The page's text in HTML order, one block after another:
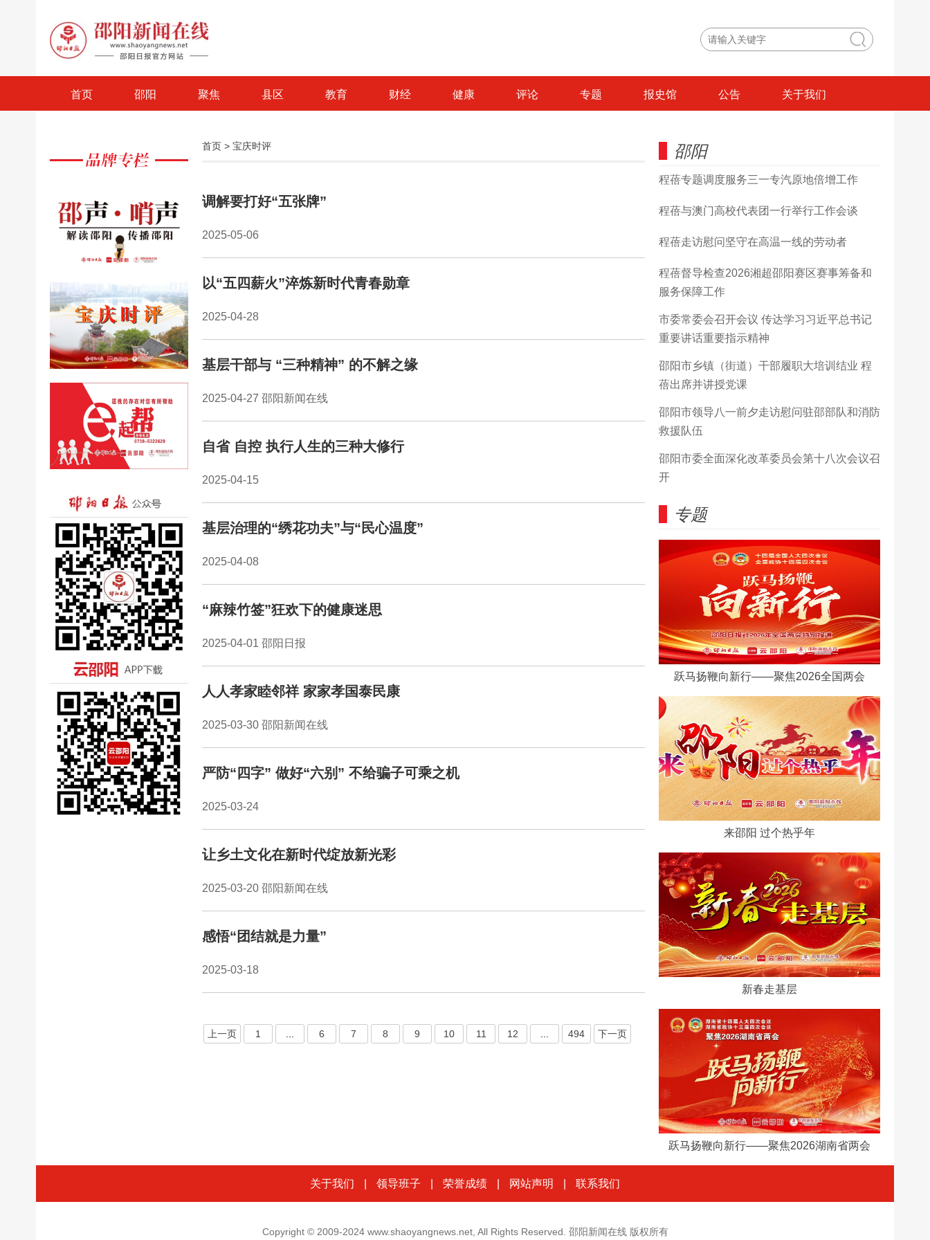
首页 邵阳 聚焦 县区 教育 财经 健康 评论 专题 报史馆 公告 关于我们
首页 > 宝庆时评
调解要打好“五张牌”
2025-05-06
以“五四薪火”淬炼新时代青春勋章
2025-04-28
基层干部与 “三种精神” 的不解之缘
2025-04-27 邵阳新闻在线
自省 自控 执行人生的三种大修行
2025-04-15
基层治理的“绣花功夫”与“民心温度”
2025-04-08
“麻辣竹签”狂欢下的健康迷思
2025-04-01 邵阳日报
人人孝家睦邻祥 家家孝国泰民康
2025-03-30 邵阳新闻在线
严防“四字” 做好“六别” 不给骗子可乘之机
2025-03-24
让乡土文化在新时代绽放新光彩
2025-03-20 邵阳新闻在线
感悟“团结就是力量”
2025-03-18
上一页 1 6 7 8 9 10 11 12 494 下一页
邵阳
程蓓专题调度服务三一专汽原地倍增工作
程蓓与澳门高校代表团一行举行工作会谈
程蓓走访慰问坚守在高温一线的劳动者
程蓓督导检查2026湘超邵阳赛区赛事筹备和
服务保障工作
市委常委会召开会议 传达学习习近平总书记
重要讲话重要指示精神
邵阳市乡镇（街道）干部履职大培训结业 程
蓓出席并讲授党课
邵阳市领导八一前夕走访慰问驻邵部队和消防
救援队伍
邵阳市委全面深化改革委员会第十八次会议召
开
专题
跃马扬鞭向新行——聚焦2026全国两会
来邵阳 过个热乎年
新春走基层
跃马扬鞭向新行​——聚焦2026湖南省两会
关于我们 领导班子 荣誉成绩 网站声明 联系我们
Copyright © 2009-2024 www.shaoyangnews.net, All Rights Reserved. 邵阳新闻在线 版权所有